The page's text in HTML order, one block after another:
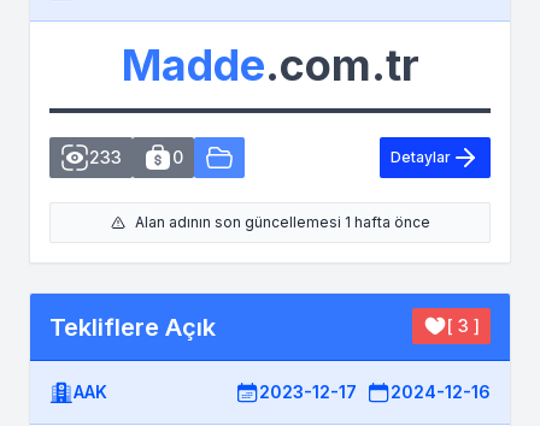
Madde.com.tr
233 0 Detaylar
Alan adının son güncellemesi 1 hafta önce
Tekliflere Açık [ 3 ]
AAK 2023-12-17 2024-12-16